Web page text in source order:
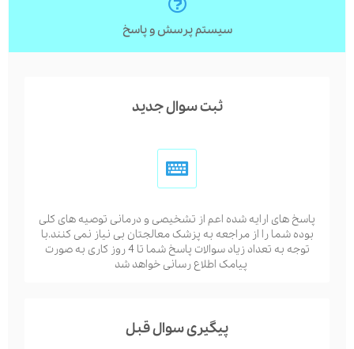
سیستم پرسش و پاسخ
ثبت سوال جدید
پاسخ های ارایه شده اعم از تشخیصی و درمانی توصیه های کلی
بوده شما را از مراجعه به پزشک معالجتان بی نیاز نمی کنند.با
توجه به تعداد زیاد سوالات پاسخ شما تا 4 روز کاری به صورت
پیامک اطلاع رسانی خواهد شد
پیگیری سوال قبل